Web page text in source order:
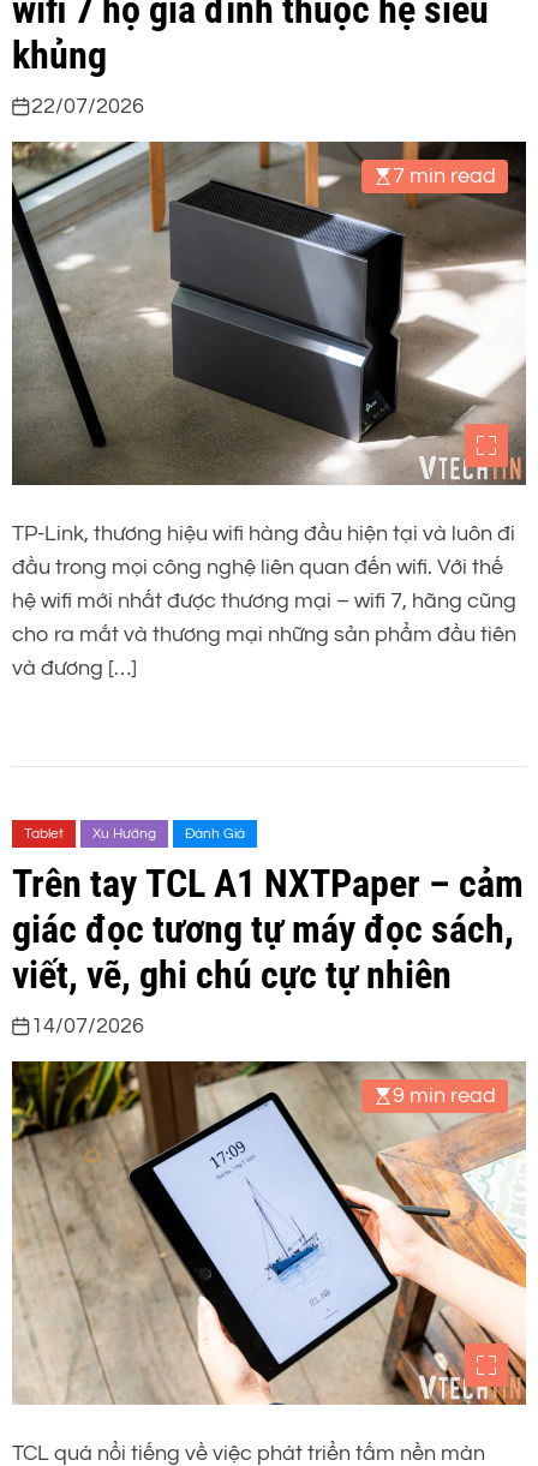
wifi 7 hộ gia đình thuộc hệ siêu
khủng
22/07/2026
7 min read
TP-Link, thương hiệu wifi hàng đầu hiện tại và luôn đi
đầu trong mọi công nghệ liên quan đến wifi. Với thế
hệ wifi mới nhất được thương mại – wifi 7, hãng cũng
cho ra mắt và thương mại những sản phẩm đầu tiên
và đương […]
Tablet Xu Hướng Đánh Giá
Trên tay TCL A1 NXTPaper – cảm
giác đọc tương tự máy đọc sách,
viết, vẽ, ghi chú cực tự nhiên
14/07/2026
9 min read
TCL quá nổi tiếng về việc phát triển tấm nền màn